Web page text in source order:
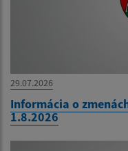
29.07.2026
Informácia o
1.8.2026